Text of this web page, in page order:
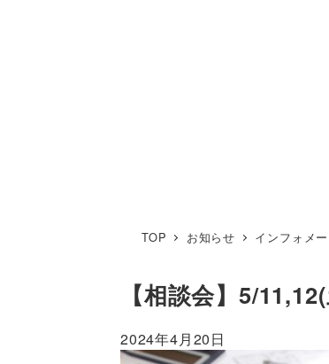
TOP お知らせ インフォメ
【相談会】5/
2024年4月20日